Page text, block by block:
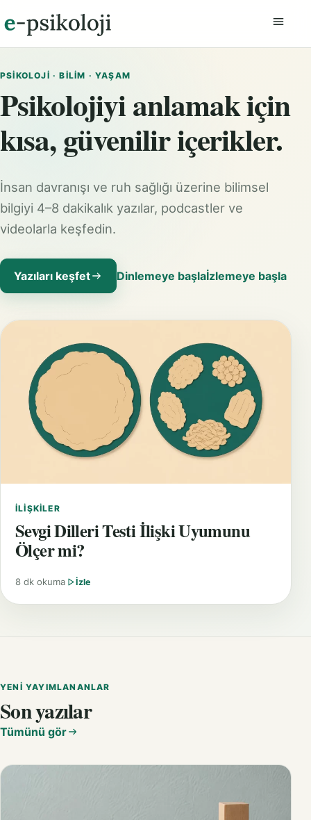
PSIKOLOJI · BILIM · YAŞAM
Psikolojiyi anlamak için
kısa, güvenilir içerikler.
İnsan davranışı ve ruh sağlığı üzerine bilimsel
bilgiyi 4–8 dakikalık yazılar, podcastler ve
videolarla keşfedin.
Yazıları keşfet Dinlemeye başlaİzlemeye başla
İLIŞKILER
Sevgi Dilleri Testi İlişki Uyumunu
Ölçer mi?
8 dk okuma İzle
YENI YAYIMLANANLAR
Son yazılar
Tümünü gör